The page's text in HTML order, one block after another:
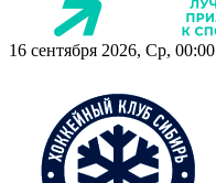
16 сентября 2026, Ср, 00:00